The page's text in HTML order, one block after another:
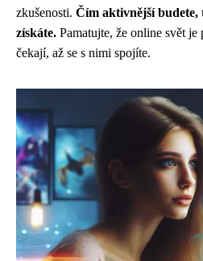
zkušenosti. Čím aktivnější
získáte. Pamatujte, že online svět
čekají, až se s nimi spojíte.